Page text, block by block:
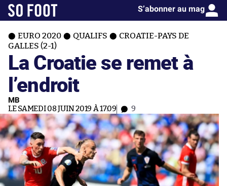
S’abonner au mag
EURO 2020 QUALIFS
CROATIE-PAYS DE
GALLES (2-1)
La Croatie se remet à
l’endroit
MB
LE SAMEDI 08 JUIN 2019 À 17:09 9